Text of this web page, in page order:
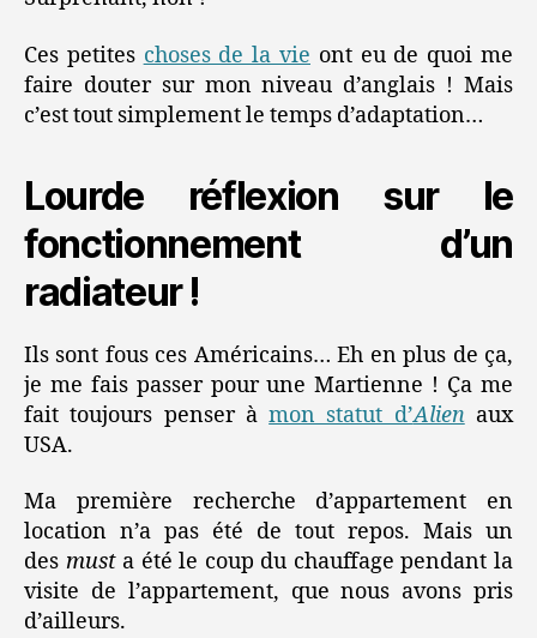
Ces petites choses de la vie ont eu de quoi me
faire douter sur mon niveau d’anglais ! Mais
c’est tout simplement le temps d’adaptation…
Lourde réflexion sur le
fonctionnement d’un
radiateur !
Ils sont fous ces Américains… Eh en plus de ça,
je me fais passer pour une Martienne ! Ça me
fait toujours penser àmon statut d’Alienaux
USA.
Ma première recherche d’appartement en
location n’a pas été de tout repos. Mais un
des must a été le coup du chauffage pendant la
visite de l’appartement, que nous avons pris
d’ailleurs.